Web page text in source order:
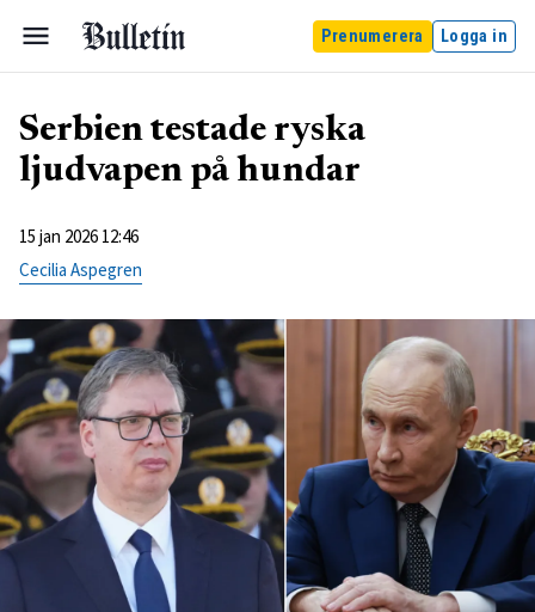
Prenumerera Logga in
Serbien testade ryska
ljudvapen på hundar
15 jan 2026 12:46
Cecilia Aspegren